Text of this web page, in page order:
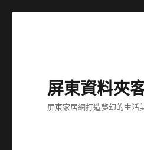
屏東資料夾
屏東家居網打造夢幻的生活